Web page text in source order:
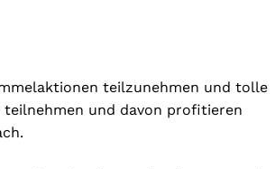
teilzunehmen und tolle
teilnehmen und davon profitieren